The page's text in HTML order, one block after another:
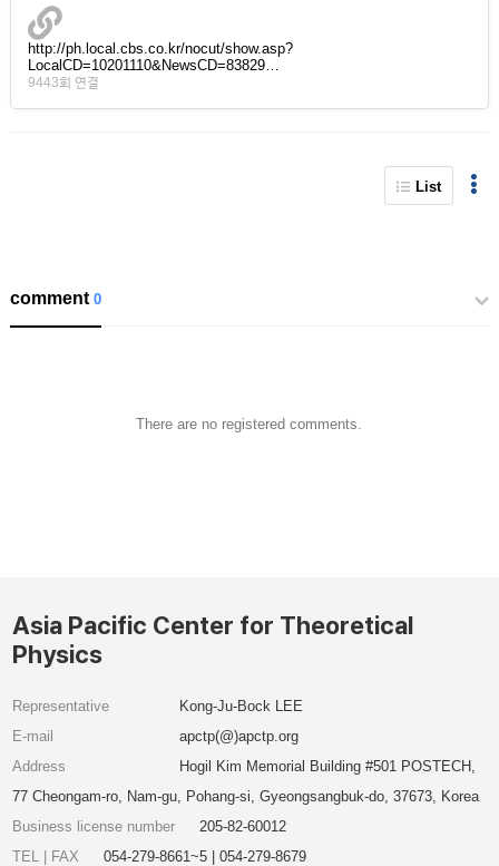
http://ph.local.cbs.co.kr/nocut/show.asp?
LocalCD=10201110&NewsCD=83829…
9443회 연결
List
comment0
There are no registered comments.
Asia Pacific Center for Theoretical
Physics
Representative
Kong-Ju-Bock LEE
E-mail
apctp(@)apctp.org
Address
Hogil Kim Memorial Building #501 POSTECH,
77 Cheongam-ro, Nam-gu, Pohang-si, Gyeongsangbuk-do, 37673, Korea
Business license number
205-82-60012
TEL | FAX
054-279-8661~5 | 054-279-8679